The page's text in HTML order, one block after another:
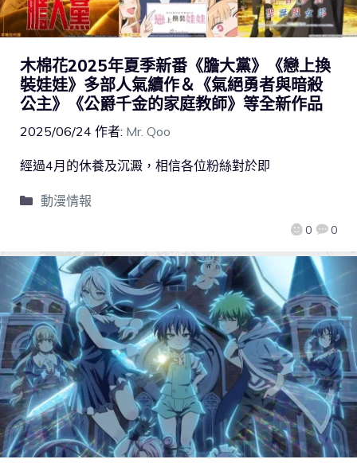
木棉花2025年夏季新番《膽大黨》《戀上換
裝娃娃》多部人氣續作＆《氣絕勇者與暗殺
公主》《公爵千金的家庭教師》等全新作品
2025/06/24 作者: Mr. Qoo
0 0
經過4月的休養及沉澱，相信各位粉絲對於即
動漫情報